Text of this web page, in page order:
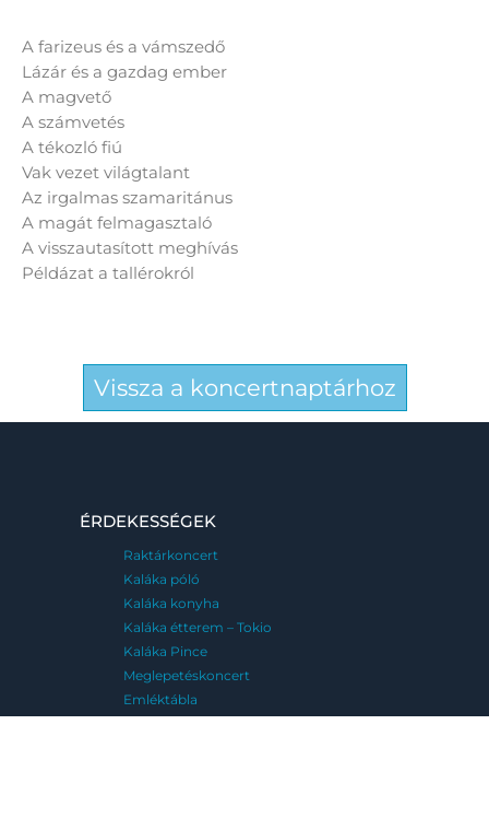
A farizeus és a vámszedő
Lázár és a gazdag ember
A magvető
A számvetés
A tékozló fiú
Vak vezet világtalant
Az irgalmas szamaritánus
A magát felmagasztaló
A visszautasított meghívás
Példázat a tallérokról
Vissza a koncertnaptárhoz
ÉRDEKESSÉGEK
Raktárkoncert
Kaláka póló
Kaláka konyha
Kaláka étterem – Tokio
Kaláka Pince
Meglepetéskoncert
Emléktábla